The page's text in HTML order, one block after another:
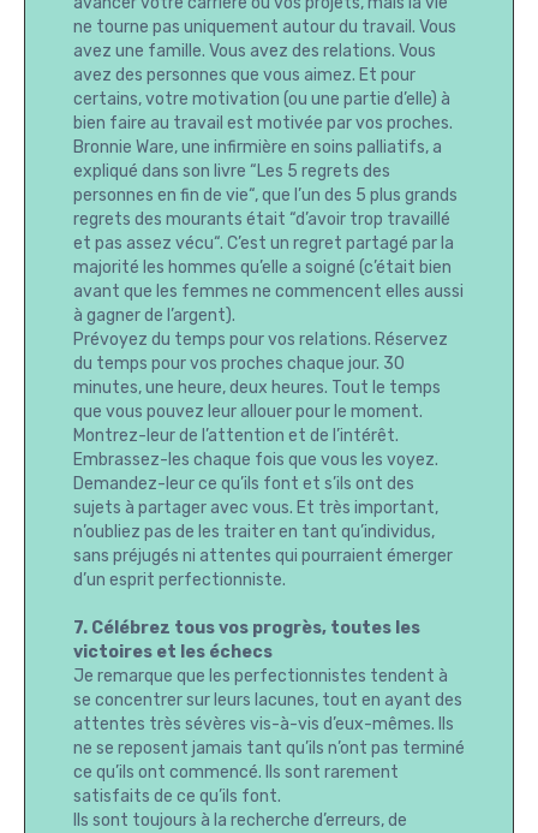
ne tourne pas uniquement autour du travail. Vous
avez une famille. Vous avez des relations. Vous
avez des personnes que vous aimez. Et pour
certains, votre motivation (ou une partie d’elle) à
bien faire au travail est motivée par vos proches.
Bronnie Ware, une infirmière en soins palliatifs, a
expliqué dans son livre “Les 5 regrets des
personnes en fin de vie“, que l’un des 5 plus grands
regrets des mourants était “d’avoir trop travaillé
et pas assez vécu“. C’est un regret partagé par la
majorité les hommes qu’elle a soigné (c’était bien
avant que les femmes ne commencent elles aussi
à gagner de l’argent).
Prévoyez du temps pour vos relations. Réservez
du temps pour vos proches chaque jour. 30
minutes, une heure, deux heures. Tout le temps
que vous pouvez leur allouer pour le moment.
Montrez-leur de l’attention et de l’intérêt.
Embrassez-les chaque fois que vous les voyez.
Demandez-leur ce qu’ils font et s’ils ont des
sujets à partager avec vous. Et très important,
n’oubliez pas de les traiter en tant qu’individus,
sans préjugés ni attentes qui pourraient émerger
d’un esprit perfectionniste.
7. Célébrez tous vos progrès, toutes les
victoires et les échecs
Je remarque que les perfectionnistes tendent à
se concentrer sur leurs lacunes, tout en ayant des
attentes très sévères vis-à-vis d’eux-mêmes. Ils
ne se reposent jamais tant qu’ils n’ont pas terminé
ce qu’ils ont commencé. Ils sont rarement
satisfaits de ce qu’ils font.
Ils sont toujours à la recherche d’erreurs, de